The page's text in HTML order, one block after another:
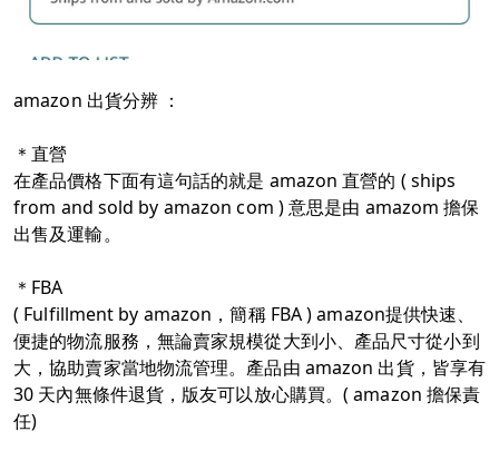
amazon 出貨分辨 ：
＊直營
在產品價格下面有這句話的就是 amazon 直營的 ( ships
from and sold by amazon com )意思是由 amazom 擔保
出售及運輸。
＊FBA
( Fulfillment by amazon，簡稱 FBA )amazon提供快速、
便捷的物流服務，無論賣家規模從大到小、產品尺寸從小到
大，協助賣家當地物流管理。產品由 amazon 出貨，皆享有
30 天內無條件退貨，版友可以放心購買。( amazon 擔保責
任)